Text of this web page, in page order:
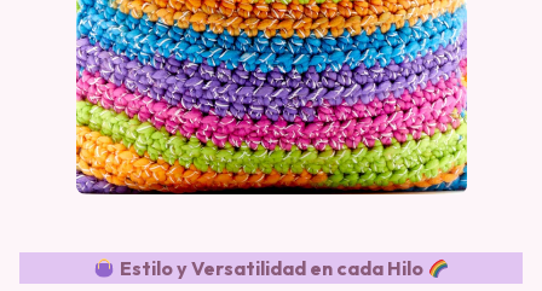
Estilo y Versatilidad en cada Hilo